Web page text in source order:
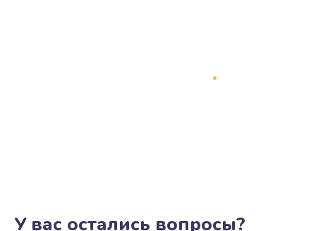
У вас остались вопросы?